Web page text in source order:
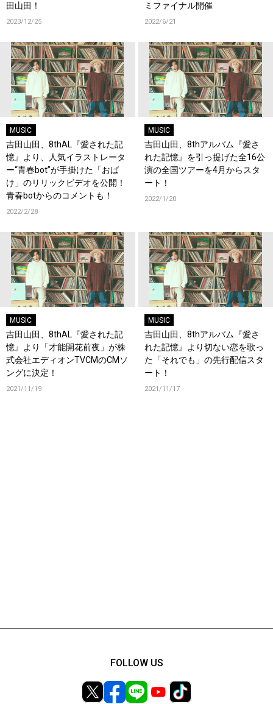
田山田！
2023/12/25
ミファイナル開催
2022/6/21
MUSIC
吉田山田、8thAL『愛された記
憶』より、人気イラストレータ
ー“青春bot”が手掛けた「おば
け」のリリックビデオを公開！
青春botからのコメントも！
2022/2/28
MUSIC
吉田山田、8thアルバム『愛さ
れた記憶』を引っ提げた全16公
演の全国ツアーを4月からスタ
ート！
2022/1/20
MUSIC
吉田山田、8thAL『愛された記
憶』より「才能開花前夜」が株
式会社エディオンTVCMのCMソ
ングに決定！
2021/11/19
MUSIC
吉田山田、8thアルバム『愛さ
れた記憶』より切ない恋を歌っ
た「それでも」の先行配信スタ
ート！
2021/11/17
FOLLOW US